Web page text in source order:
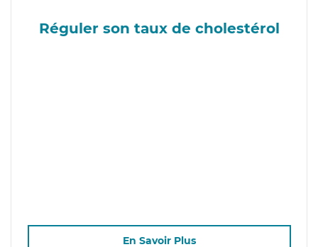
Réguler son taux de cholestérol
En Savoir Plus